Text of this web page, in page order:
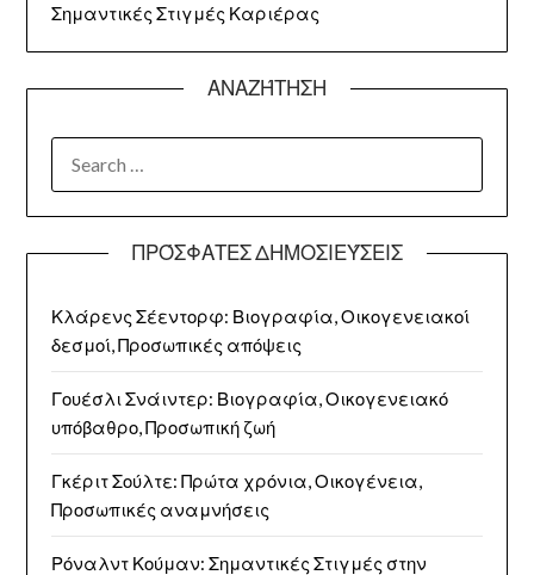
Σημαντικές Στιγμές Καριέρας
ΑΝΑΖΉΤΗΣΗ
FOR:
ΠΡΌΣΦΑΤΕΣ ΔΗΜΟΣΙΕΎΣΕΙΣ
Κλάρενς Σέεντορφ: Βιογραφία, Οικογενειακοί
δεσμοί, Προσωπικές απόψεις
Γουέσλι Σνάιντερ: Βιογραφία, Οικογενειακό
υπόβαθρο, Προσωπική ζωή
Γκέριτ Σούλτε: Πρώτα χρόνια, Οικογένεια,
Προσωπικές αναμνήσεις
Ρόναλντ Κούμαν: Σημαντικές Στιγμές στην